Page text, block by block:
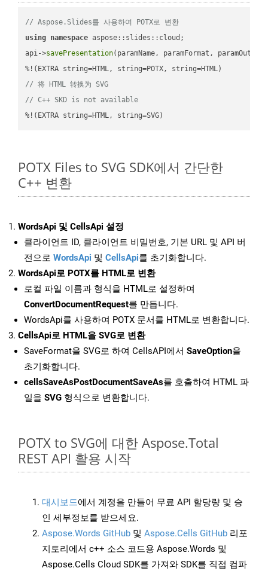
// Aspose.Slides를 사용하여 POTX로 변환
using namespace aspose::slides::cloud;
api->savePresentation(paramName, paramFormat,
// 将 HTML 转换为 SVG
// C++ SKD is not available
%!(EXTRA string=HTML, string=SVG)
POTX Files to SVG SDK에서 간단한
C++ 변환
WordsApi 및 CellsApi 설정
클라이언트 ID, 클라이언트 비밀번호, 기본 URL 및 API 버
전으로 WordsApi 및 CellsApi를 초기화합니다.
WordsApi로 POTX를 HTML로 변환
로컬 파일 이름과 형식을 HTML로 설정하여
ConvertDocumentRequest를 만듭니다.
WordsApi를 사용하여 POTX 문서를 HTML로 변환합니다.
CellsApi로 HTML을 SVG로 변환
SaveFormat을 SVG로 하여 CellsAPI에서 SaveOption을
초기화합니다.
cellsSaveAsPostDocumentSaveAs를 호출하여 HTML 파
일을 SVG 형식으로 변환합니다.
POTX to SVG에 대한 Aspose.Total
REST API 활용 시작
대시보드에서 계정을 만들어 무료 API 할당량 및 승
인 세부정보를 받으세요.
Aspose.Words GitHub 및 Aspose.Cells GitHub 리포
지토리에서 c++ 소스 코드용 Aspose.Words 및
Aspose.Cells Cloud SDK를 가져와 SDK를 직접 컴파